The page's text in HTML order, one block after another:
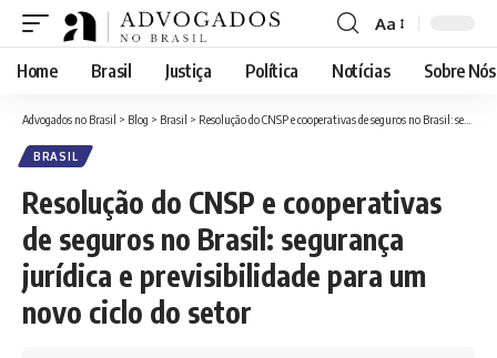
Font
Resizer
Aa
Home Brasil Justiça Política Notícias Sobre Nós
Advogados no Brasil > Blog > Brasil > Resolução do CNSP e cooperativas de seguros no Brasil: segurança jurídica e previsibilidade para um novo ciclo do setor
BRASIL
Resolução do CNSP e cooperativas
de seguros no Brasil: segurança
jurídica e previsibilidade para um
novo ciclo do setor